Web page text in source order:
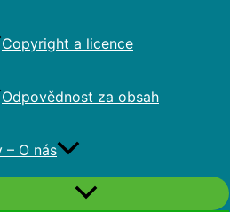
Copyright a licence
Odpovědnost za obsah
– O nás